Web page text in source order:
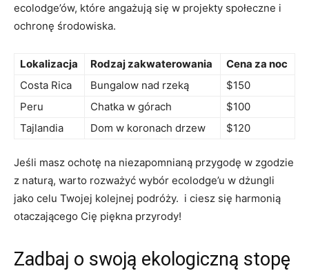
ecolodge’ów, które angażują ⁤się w projekty społeczne i
ochronę środowiska.
Lokalizacja Rodzaj zakwaterowania
Cena za noc
Costa Rica
Bungalow nad rzeką
$150
Peru
Chatka w górach
$100
Tajlandia
Dom w koronach​ drzew $120
Jeśli masz ochotę na niezapomnianą przygodę w zgodzie
z naturą, warto rozważyć wybór ecolodge’u w dżungli
⁣jako celu Twojej kolejnej podróży. ‌ i ciesz się harmonią
otaczającego⁤ Cię piękna przyrody!
Zadbaj o swoją‌ ekologiczną stopę